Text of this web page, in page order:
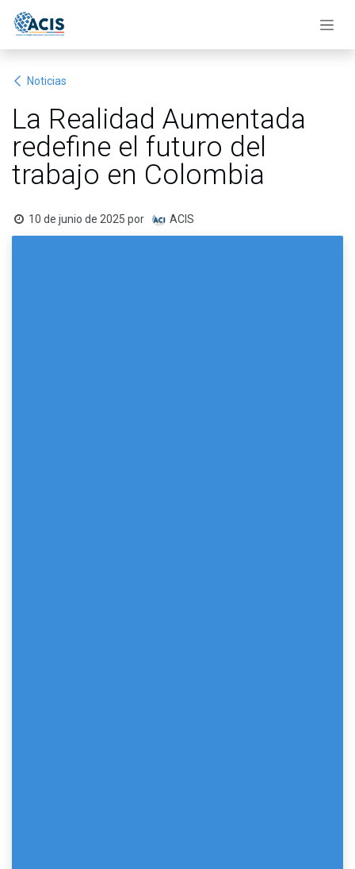
Noticias
La Realidad Aumentada
redefine el futuro del
trabajo en Colombia
10 de junio de 2025 por ACIS